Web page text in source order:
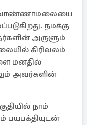
நமக்கு
அருளும்
கிரிவலம்
மனதில்
அவர்களின்
நாம்
பயபக்தியுடன்